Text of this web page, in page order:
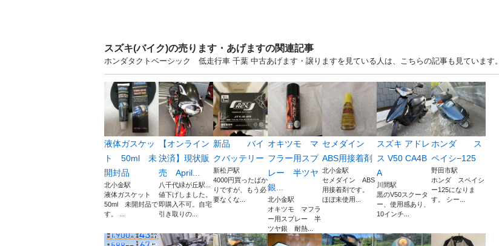
スズキ(バイク)の売ります・あげますの関連記事
ホンダタクトベーシック 低走行車 千葉 中古あげます・譲りますを見ている人は、こちらの記事も見ています。
液体ガスケッ
ト 50ml 未
開封品
北小金駅
液体ガスケット
50ml 未開封品で
す。 ...
【オンライン
決済】現状販
売 April...
八千代緑が丘駅...
値下げしました。
即購入不可。自宅
引き取りの...
新品 バイ
クバッテリー
新松戸駅
4000円買ったばか
りですが、もう必
要なくな...
オキツモ マ
フラー用スプ
レー 半ツヤ
銀...
北小金駅
オキツモ マフラ
ー用スプレー 半
ツヤ銀 耐熱...
セメダイン
ABS用接着剤
北小金駅
セメダイン ABS
用接着剤です。
ほぼ未使用...
スズキ アドレ
ス V50 CA4B
A
川間駅
黒のV50スクータ
ー、使用感あり、
10インチ...
ホンダ ス
ペイシ−125
野田市駅
ホンダ スペイシ
ー125になりま
す。 シー...